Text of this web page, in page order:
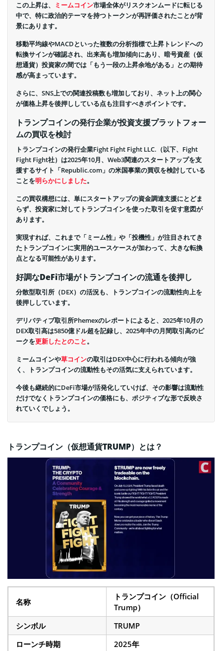
この上昇は、
ミームコイン市場全体がリスクオンムードに転じる
中で、特に政治的テーマを持つトークンが再評価されたことが背
景にあります。
移動平均線やMACDといった複数の分析指標で上昇トレンドへの
転換サインが確認され、出来高も増加傾向にあり、暗号資産（仮
想通貨）投資家の間では「もう一段の上昇余地がある」との期待
感が高まっています。
さらに、SNS上での関連投稿数も増加しており、ネット上の関心
が価格上昇を後押ししている点も注目すべきポイントです。
トランプコインの発行企業が投資支援プラットフォー
ムの買収を検討
トランプコインの発行企業Fight Fight Fight LLC.（以下、Fight
Fight Fight社）は2025年10月、Web3関連のスタートアップを支
援するサイト「Republic.com」の米国事業の買収を検討している
ことを明らかにしました。
この買収構想には、単にスタートアップの資金調達支援にとどま
らず、投資家に対してトランプコインを使った取引を促す意図が
あります。
実現すれば、これまで「ミーム性」や「投機性」が注目されてき
たトランプコインに実用的ユースケースが加わって、大きな転換
点となる可能性があります。
好調なDeFi市場がトランプコインの流通を後押し
分散型取引所（DEX）の活況も、トランプコインの流動性向上を
後押ししています。
デリバティブ取引所Phemexのレポートによると、2025年10月の
DEX取引高は5850億ドル超を記録し、2025年中の月間取引高のピ
ークを更新したとのこと。
ミームコインや草コインの取引はDEX中心に行われる傾向が強
く、トランプコインの流動性もその活気に支えられています。
今後も継続的にDeFi市場が活発化していけば、その影響は流動性
だけでなくトランプコインの価格にも、ポジティブな形で反映さ
れていくでしょう。
トランプコイン（仮想通貨TRUMP）とは？
名称
トランプコイン（Official
Trump）
シンボル
TRUMP
ローンチ時期
2025年